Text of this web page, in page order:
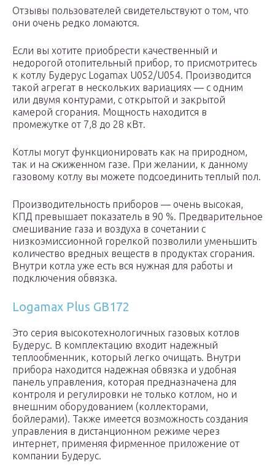
Отзывы пользователей свидетельствуют о том, что
они очень редко ломаются.
Если вы хотите приобрести качественный и
недорогой отопительный прибор, то присмотритесь
к котлу Будерус Logamax U052/U054. Производится
такой агрегат в нескольких вариациях — с одним
или двумя контурами, с открытой и закрытой
камерой сгорания. Мощность находится в
промежутке от 7,8 до 28 кВт.
Котлы могут функционировать как на природном,
так и на сжиженном газе. При желании, к данному
газовому котлу вы можете подсоединить теплый пол.
Производительность приборов — очень высокая,
КПД превышает показатель в 90 %. Предварительное
смешивание газа и воздуха в сочетании с
низкоэмиссионной горелкой позволили уменьшить
количество вредных веществ в продуктах сгорания.
Внутри котла уже есть вся нужная для работы и
подключения обвязка.
Logamax Plus GB172
Это серия высокотехнологичных газовых котлов
Будерус. В комплектацию входит надежный
теплообменник, который легко очищать. Внутри
прибора находится надежная обвязка и удобная
панель управления, которая предназначена для
контроля и регулировки не только котлом, но и
внешним оборудованием (коллекторами,
бойлерами). Также имеется возможность создания
управления в дистанционном режиме через
интернет, применяя фирменное приложение от
компании Будерус.